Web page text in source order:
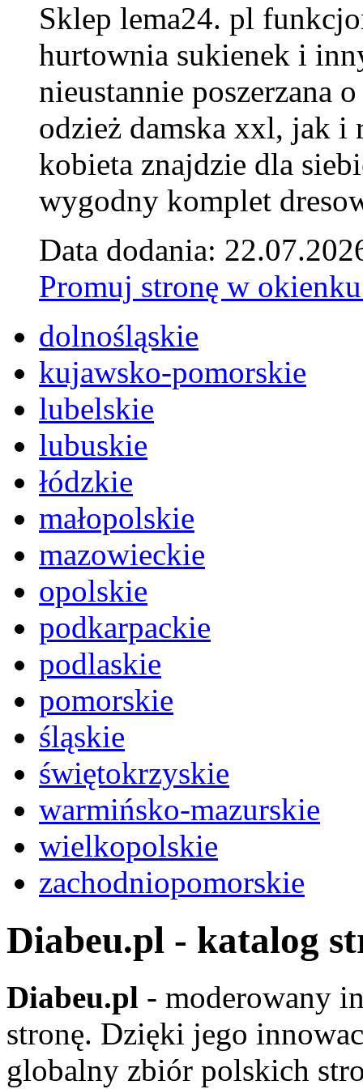
Sklep lema24. pl
hurtownia sukienek i
nieustannie poszerzana
odzież damska xxl, jak i
kobieta znajdzie dla
wygodny komplet
Data dodania:
Promuj stronę w
dolnośląskie
kujawsko-pomorskie
lubelskie
lubuskie
łódzkie
małopolskie
mazowieckie
opolskie
podkarpackie
podlaskie
pomorskie
śląskie
świętokrzyskie
warmińsko-mazurskie
wielkopolskie
zachodniopomorskie
Diabeu.pl - katalog
Diabeu.pl - moderowany
stronę. Dzięki jego
globalny zbiór polskich